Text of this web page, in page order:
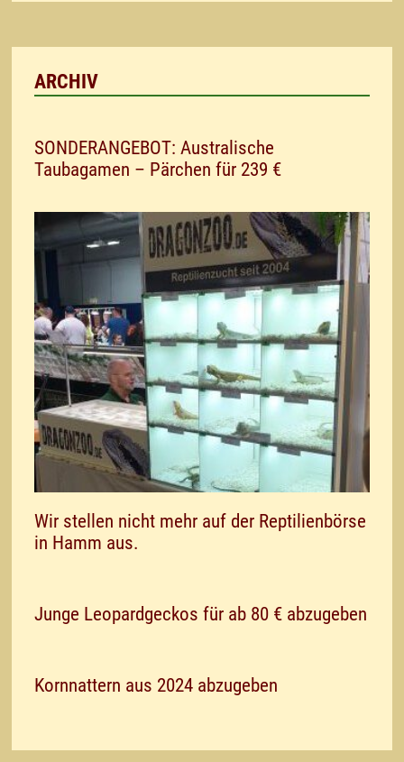
ARCHIV
SONDERANGEBOT: Australische
Taubagamen – Pärchen für 239 €
Wir stellen nicht mehr auf der Reptilienbörse
in Hamm aus.
Junge Leopardgeckos für ab 80 € abzugeben
Kornnattern aus 2024 abzugeben